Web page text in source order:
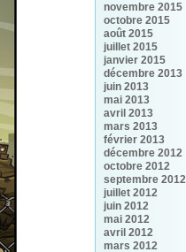
novembre 2015
octobre 2015
août 2015
juillet 2015
janvier 2015
décembre 2013
juin 2013
mai 2013
avril 2013
mars 2013
février 2013
décembre 2012
octobre 2012
septembre 2012
juillet 2012
juin 2012
mai 2012
avril 2012
mars 2012